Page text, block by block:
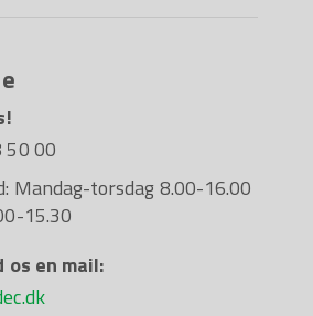
50 00
Mandag-torsdag 8.00-16.00
15.30
os en mail: